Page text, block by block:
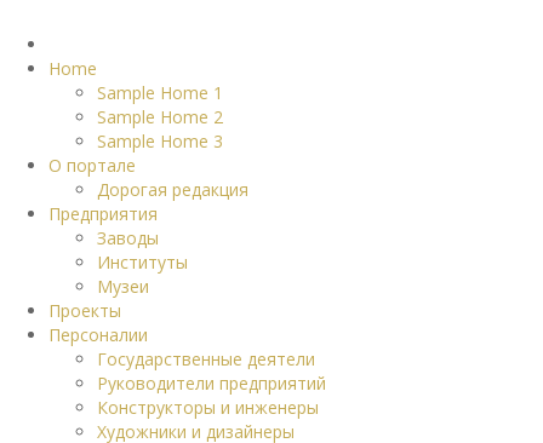
Home
Sample Home 1
Sample Home 2
Sample Home 3
О портале
Дорогая редакция
Предприятия
Заводы
Институты
Музеи
Проекты
Персоналии
Государственные деятели
Руководители предприятий
Конструкторы и инженеры
Художники и дизайнеры